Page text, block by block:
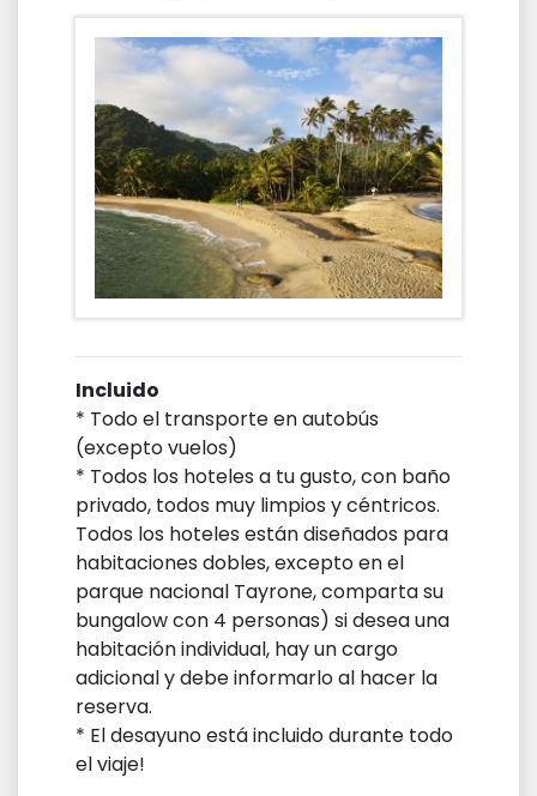
Incluido
* Todo el transporte en autobús
(excepto vuelos)
* Todos los hoteles a tu gusto, con baño
privado, todos muy limpios y céntricos.
Todos los hoteles están diseñados para
habitaciones dobles, excepto en el
parque nacional Tayrone, comparta su
bungalow con 4 personas) si desea una
habitación individual, hay un cargo
adicional y debe informarlo al hacer la
reserva.
* El desayuno está incluido durante todo
el viaje!